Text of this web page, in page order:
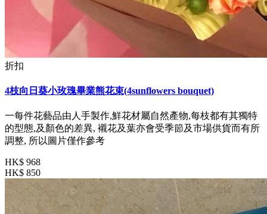
折扣
4枝向日葵小玫瑰畢業熊花束(4sunflowers bouquet)
一每件花藝品由人手製作,鮮花材屬自然產物,每枝都有其獨特
的型態,及顏色的差異, 襯花及葉亦會受季節及市場供貨而有所
調整, 所以圖片僅作參考
HK$ 968
HK$ 850